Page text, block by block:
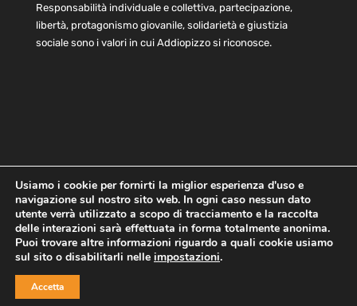
Responsabilità individuale e collettiva, partecipazione,
libertà, protagonismo giovanile, solidarietà e giustizia
sociale sono i valori in cui Addiopizzo si riconosce.
Home Statuto e bilancio
Contatti
Privacy
Cookie Child Protection Policy
Copyright © 2021 AddioPizzo | Tutti i diritti riservati | Sede
Usiamo i cookie per fornirti la miglior esperienza d'uso e
navigazione sul nostro sito web. In ogni caso nessun dato
utente verrà utilizzato a scopo di tracciamento e la raccolta
delle interazioni sarà effettuata in forma totalmente anonima.
Puoi trovare altre informazioni riguardo a quali cookie usiamo
sul sito o disabilitarli nelle impostazioni.
Accetta